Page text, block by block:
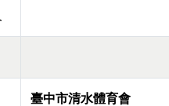
臺中市清水體育會